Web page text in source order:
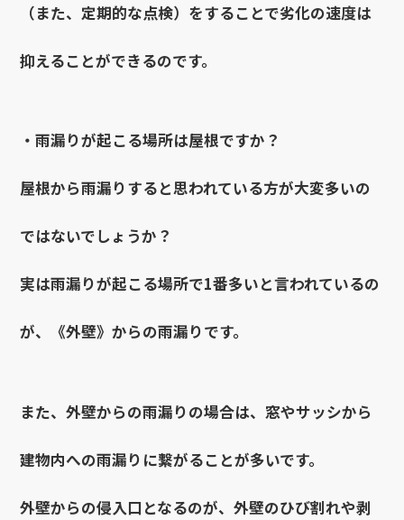
（また、定期的な点検）をすることで劣化の速度は
抑えることができるのです。
・雨漏りが起こる場所は屋根ですか？
屋根から雨漏りすると思われている方が大変多いの
ではないでしょうか？
実は雨漏りが起こる場所で1番多いと言われているの
が、《外壁》からの雨漏りです。
また、外壁からの雨漏りの場合は、窓やサッシから
建物内への雨漏りに繋がることが多いです。
外壁からの侵入口となるのが、外壁のひび割れや剥